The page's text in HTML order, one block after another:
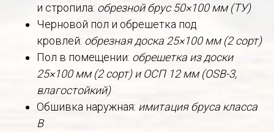
и стропила: обрезной брус 50×100 мм (ТУ)
Черновой пол и обрешетка под
кровлей: обрезная доска 25×100 мм (2 сорт)
Пол в помещении: обрешетка из доски
25×100 мм (2 сорт) и ОСП 12 мм (OSB-3,
влагостойкий)
Обшивка наружная: имитация бруса класса
В